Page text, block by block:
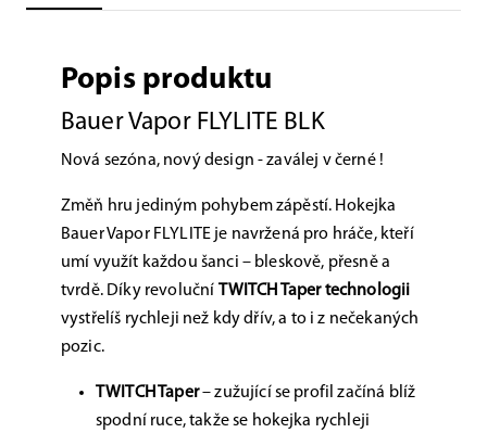
Popis produktu
Bauer Vapor FLYLITE BLK
Nová sezóna, nový design - zaválej v černé !
Změň hru jediným pohybem zápěstí. Hokejka
Bauer Vapor FLYLITE je navržená pro hráče, kteří
umí využít každou šanci – bleskově, přesně a
tvrdě. Díky revoluční TWITCH Taper technologii
vystřelíš rychleji než kdy dřív, a to i z nečekaných
pozic.
TWITCH Taper– zužující se profil začíná blíž
spodní ruce, takže se hokejka rychleji